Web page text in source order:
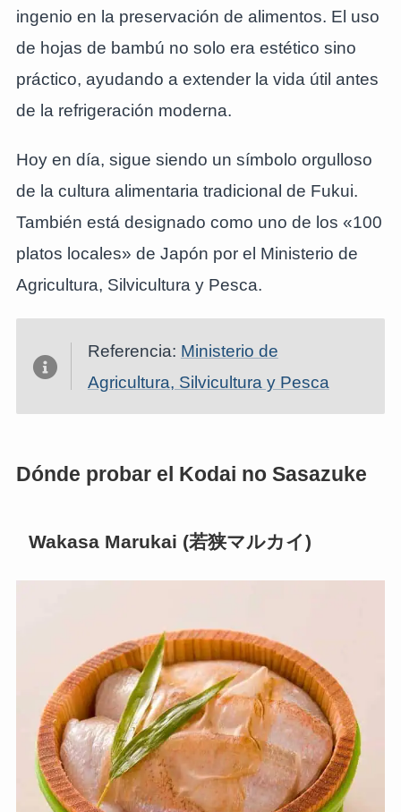
ingenio en la preservación de alimentos. El uso
de hojas de bambú no solo era estético sino
práctico, ayudando a extender la vida útil antes
de la refrigeración moderna.
Hoy en día, sigue siendo un símbolo orgulloso
de la cultura alimentaria tradicional de Fukui.
También está designado como uno de los «100
platos locales» de Japón por el Ministerio de
Agricultura, Silvicultura y Pesca.
Referencia: Ministerio de
Agricultura, Silvicultura y Pesca
Dónde probar el Kodai no Sasazuke
Wakasa Marukai (若狭マルカイ)